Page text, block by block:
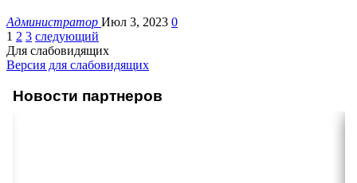
Администратор Июл 3, 2023 0
1 2 3 следующий
Для слабовидящих
Версия для слабовидящих
Новости партнеров